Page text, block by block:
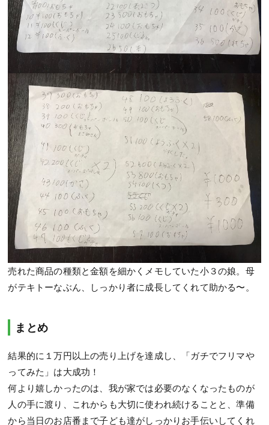
売れた商品の種類と金額を細かくメモしていた小３の娘。母
がテキトーなぶん、しっかり者に成長してくれて助かる〜。
まとめ
結果的に１万円以上の売り上げを達成し、「ガチでフリマや
ってみた」は大成功！
何より嬉しかったのは、我が家では必要のなくなったものが
人の手に渡り、これからも大切に使われ続けることと、準備
から当日のお店番まで子ども達がしっかりお手伝いしてくれ